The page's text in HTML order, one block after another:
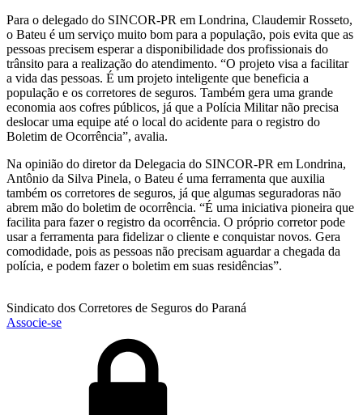
Para o delegado do SINCOR-PR em Londrina, Claudemir Rosseto,
o Bateu é um serviço muito bom para a população, pois evita que as
pessoas precisem esperar a disponibilidade dos profissionais do
trânsito para a realização do atendimento. “O projeto visa a facilitar
a vida das pessoas. É um projeto inteligente que beneficia a
população e os corretores de seguros. Também gera uma grande
economia aos cofres públicos, já que a Polícia Militar não precisa
deslocar uma equipe até o local do acidente para o registro do
Boletim de Ocorrência”, avalia.
Na opinião do diretor da Delegacia do SINCOR-PR em Londrina,
Antônio da Silva Pinela, o Bateu é uma ferramenta que auxilia
também os corretores de seguros, já que algumas seguradoras não
abrem mão do boletim de ocorrência. “É uma iniciativa pioneira que
facilita para fazer o registro da ocorrência. O próprio corretor pode
usar a ferramenta para fidelizar o cliente e conquistar novos. Gera
comodidade, pois as pessoas não precisam aguardar a chegada da
polícia, e podem fazer o boletim em suas residências”.
Sindicato dos Corretores de Seguros do Paraná
Associe-se